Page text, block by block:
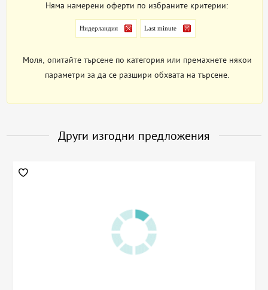
Няма намерени оферти по избраните критерии:
Нидерландия Last minute
Моля, опитайте търсене по категория или премахнете някои
параметри за да се разшири обхвата на търсене.
Други изгодни предложения